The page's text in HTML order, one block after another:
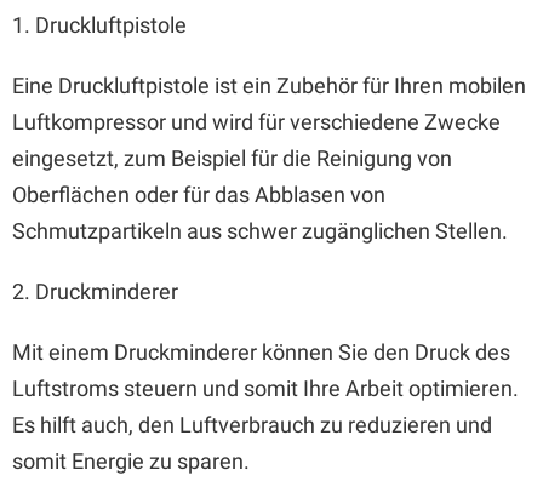
1. Druckluftpistole
Eine Druckluftpistole ist ein Zubehör für Ihren mobilen
Luftkompressor und wird für verschiedene Zwecke
eingesetzt, zum Beispiel für die Reinigung von
Oberflächen oder für das Abblasen von
Schmutzpartikeln aus schwer zugänglichen Stellen.
2. Druckminderer
Mit einem Druckminderer können Sie den Druck des
Luftstroms steuern und somit Ihre Arbeit optimieren.
Es hilft auch, den Luftverbrauch zu reduzieren und
somit Energie zu sparen.